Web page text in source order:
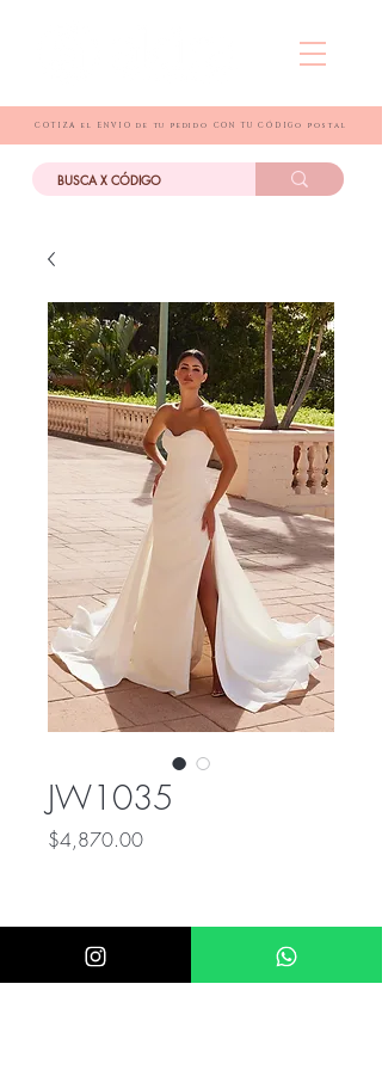
COTIZA el ENVIO de tu pedido CON TU CÓDIGo postal
JW1035
$4,870.00Precio